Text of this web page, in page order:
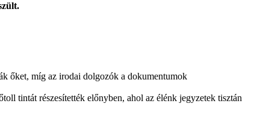
őket, míg az irodai dolgozók a dokumentumok
tintát részesítették előnyben, ahol az élénk jegyzetek tisztán